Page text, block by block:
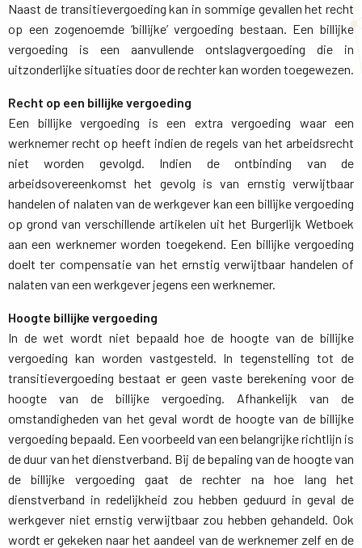
Naast de transitievergoeding kan in sommige gevallen het recht
op een zogenoemde ‘billijke’ vergoeding bestaan. Een billijke
vergoeding is een aanvullende ontslagvergoeding die in
uitzonderlijke situaties door de rechter kan worden toegewezen.
Recht op een billijke vergoeding
Een billijke vergoeding is een extra vergoeding waar een
werknemer recht op heeft indien de regels van het arbeidsrecht
niet worden gevolgd. Indien de ontbinding van de
arbeidsovereenkomst het gevolg is van ernstig verwijtbaar
handelen of nalaten van de werkgever kan een billijke vergoeding
op grond van verschillende artikelen uit het Burgerlijk Wetboek
aan een werknemer worden toegekend. Een billijke vergoeding
doelt ter compensatie van het ernstig verwijtbaar handelen of
nalaten van een werkgever jegens een werknemer.
Hoogte billijke vergoeding
In de wet wordt niet bepaald hoe de hoogte van de billijke
vergoeding kan worden vastgesteld. In tegenstelling tot de
transitievergoeding bestaat er geen vaste berekening voor de
hoogte van de billijke vergoeding. Afhankelijk van de
omstandigheden van het geval wordt de hoogte van de billijke
vergoeding bepaald. Een voorbeeld van een belangrijke richtlijn is
de duur van het dienstverband. Bij de bepaling van de hoogte van
de billijke vergoeding gaat de rechter na hoe lang het
dienstverband in redelijkheid zou hebben geduurd in geval de
werkgever niet ernstig verwijtbaar zou hebben gehandeld. Ook
wordt er gekeken naar het aandeel van de werknemer zelf en de